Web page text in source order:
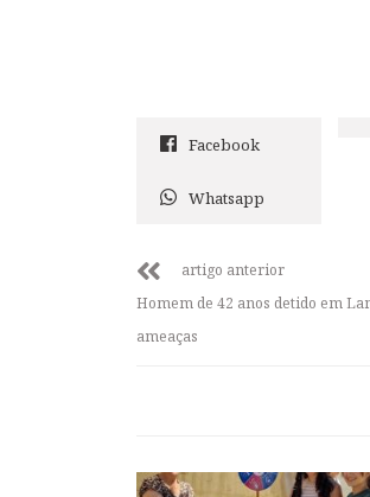
Facebook
Whatsapp
artigo anterior
Homem de 42 anos detido em
ameaças